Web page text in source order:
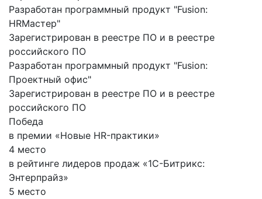
Разработан программный продукт "Fusion:
HRМастер"
Зарегистрирован в реестре ПО и в реестре
российского ПО
Разработан программный продукт "Fusion:
Проектный офис"
Зарегистрирован в реестре ПО и в реестре
российского ПО
Победа
в премии «Новые HR-практики»
4 место
в рейтинге лидеров продаж «1С-Битрикс:
Энтерпрайз»
5 место